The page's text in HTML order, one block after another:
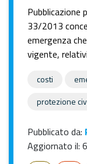
Pubblicazione
33/2013
emergenza
vigente,
costi
protezione
Pubblicato da:
Aggiornato il: